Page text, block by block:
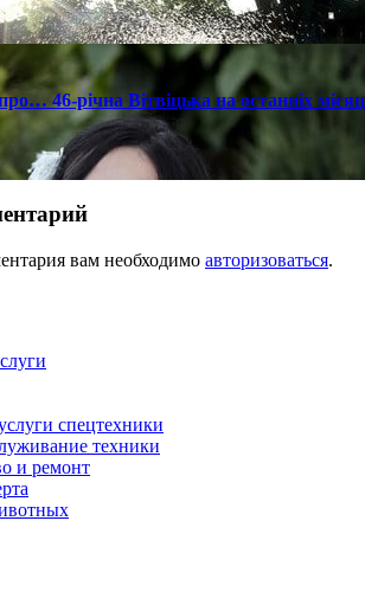
46-річна Вітвіцька на останніх
вам необходимо авторизоваться.
спецтехники
техники
и ремонт